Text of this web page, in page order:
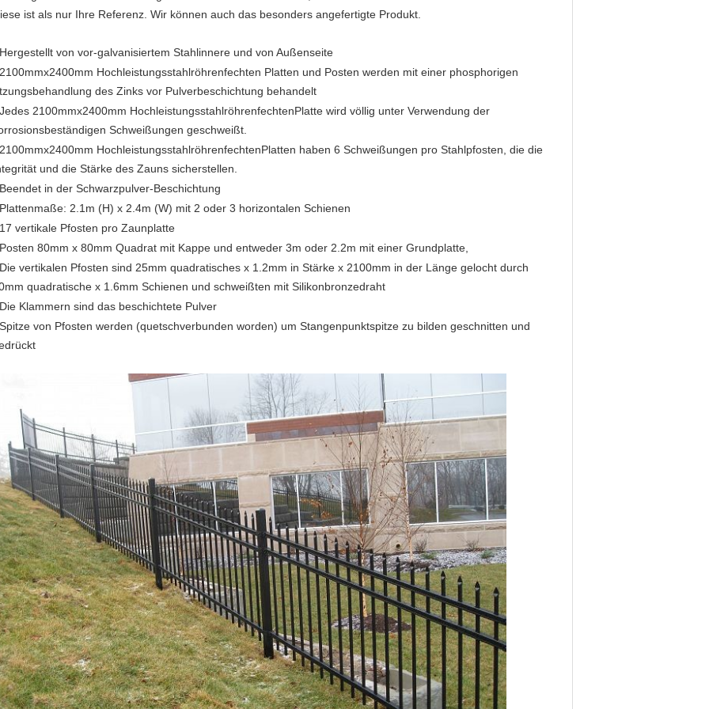
ist als nur Ihre Referenz. Wir können auch das besonders angefertigte Produkt.
von vor-galvanisiertem Stahlinnere und von Außenseite
2100mmx2400mm Hochleistungsstahlröhrenfechten Platten und Posten werden mit einer phosphorigen
des Zinks vor Pulverbeschichtung behandelt
2100mmx2400mm HochleistungsstahlröhrenfechtenPlatte wird völlig unter Verwendung der
Schweißungen geschweißt.
2100mmx2400mm HochleistungsstahlröhrenfechtenPlatten haben 6 Schweißungen pro Stahlpfosten, die die
und die Stärke des Zauns sicherstellen.
in der Schwarzpulver-Beschichtung
2.1m (H) x 2.4m (W) mit 2 oder 3 horizontalen Schienen
vertikale Pfosten pro Zaunplatte
80mm x 80mm Quadrat mit Kappe und entweder 3m oder 2.2m mit einer Grundplatte,
vertikalen Pfosten sind 25mm quadratisches x 1.2mm in Stärke x 2100mm in der Länge gelocht durch
quadratische x 1.6mm Schienen und schweißten mit Silikonbronzedraht
Klammern sind das beschichtete Pulver
von Pfosten werden (quetschverbunden worden) um Stangenpunktspitze zu bilden geschnitten und